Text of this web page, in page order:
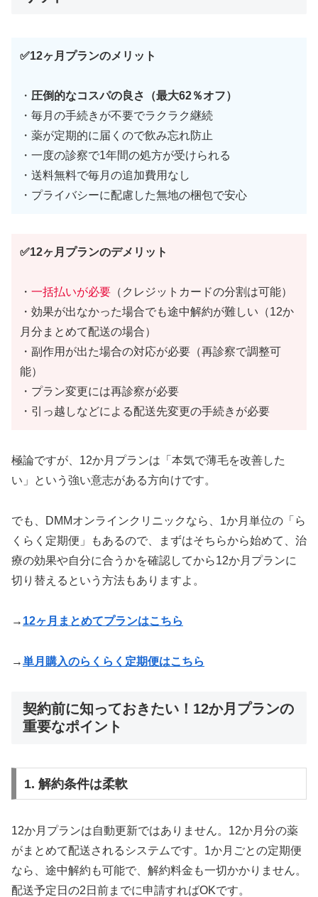
✅12ヶ月プランのメリット
・ 圧倒的なコスパの良さ（最大62％オフ）
・毎月の手続きが不要でラクラク継続
・薬が定期的に届くので飲み忘れ防止
・一度の診察で1年間の処方が受けられる
・送料無料で毎月の追加費用なし
・プライバシーに配慮した無地の梱包で安心
✅12ヶ月プランのデメリット
・ 一括払いが必要 （クレジットカードの分割は可能）
・効果が出なかった場合でも途中解約が難しい（12か
月分まとめて配送の場合）
・副作用が出た場合の対応が必要（再診察で調整可
能）
・プラン変更には再診察が必要
・引っ越しなどによる配送先変更の手続きが必要
極論ですが、12か月プランは「本気で薄毛を改善した
い」という強い意志がある方向けです。
でも、DMMオンラインクリニックなら、1か月単位の「ら
くらく定期便」もあるので、まずはそちらから始めて、治
療の効果や自分に合うかを確認してから12か月プランに
切り替えるという方法もありますよ。
→ 12ヶ月まとめてプランはこちら
→単月購入のらくらく定期便はこちら
契約前に知っておきたい！12か月プランの
重要なポイント
1. 解約条件は柔軟
12か月プランは自動更新ではありません。12か月分の薬
がまとめて配送されるシステムです。1か月ごとの定期便
なら、途中解約も可能で、解約料金も一切かかりません。
配送予定日の2日前までに申請すればOKです。